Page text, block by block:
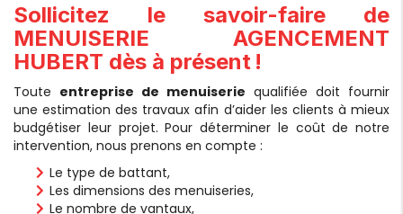
Sollicitez le savoir-faire de
MENUISERIE AGENCEMENT
HUBERT dès à présent !
Toute entreprise de menuiserie qualifiée doit fournir
une estimation des travaux afin d’aider les clients à mieux
budgétiser leur projet. Pour déterminer le coût de notre
intervention, nous prenons en compte :
Le type de battant,
Les dimensions des menuiseries,
Le nombre de vantaux,